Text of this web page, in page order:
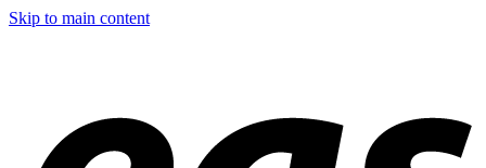
Skip to main content